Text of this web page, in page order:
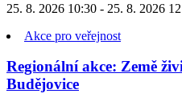
25. 8. 2026 10:30 - 25. 8. 2026
Akce pro veřejnost
Regionální akce: Země
Budějovice